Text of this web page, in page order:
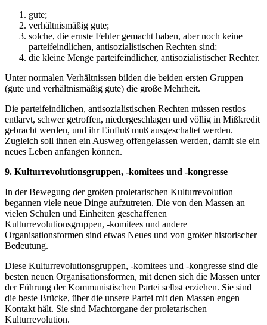
gute;
verhältnismäßig gute;
solche, die ernste Fehler gemacht haben, aber noch keine
parteifeindlichen, antisozialistischen Rechten sind;
die kleine Menge parteifeindlicher, antisozialistischer Rechter.
Unter normalen Verhältnissen bilden die beiden ersten Gruppen
(gute und verhältnismäßig gute) die große Mehrheit.
Die parteifeindlichen, antisozialistischen Rechten müssen restlos
entlarvt, schwer getroffen, niedergeschlagen und völlig in Mißkredit
gebracht werden, und ihr Einfluß muß ausgeschaltet werden.
Zugleich soll ihnen ein Ausweg offengelassen werden, damit sie ein
neues Leben anfangen können.
9. Kulturrevolutionsgruppen, -komitees und -kongresse
In der Bewegung der großen proletarischen Kulturrevolution
begannen viele neue Dinge aufzutreten. Die von den Massen an
vielen Schulen und Einheiten geschaffenen
Kulturrevolutionsgruppen, -komitees und andere
Organisationsformen sind etwas Neues und von großer historischer
Bedeutung.
Diese Kulturrevolutionsgruppen, -komitees und -kongresse sind die
besten neuen Organisationsformen, mit denen sich die Massen unter
der Führung der Kommunistischen Partei selbst erziehen. Sie sind
die beste Brücke, über die unsere Partei mit den Massen engen
Kontakt hält. Sie sind Machtorgane der proletarischen
Kulturrevolution.